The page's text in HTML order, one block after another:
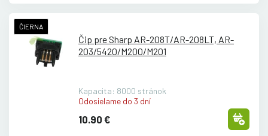
ČIERNA
Čip pre Sharp AR-208T/AR-208LT, AR-
203/5420/M200/M201
Kapacita: 8000 stránok
Odosielame do 3 dní
10.90 €